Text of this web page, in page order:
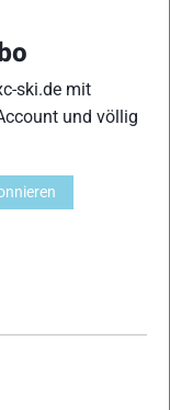
24
ski.de mit
und völlig